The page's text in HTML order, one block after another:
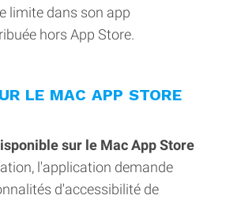
limite dans son app
hors App Store.
LE MAC APP STORE
sur le Mac App Store
l'application demande
d'accessibilité de